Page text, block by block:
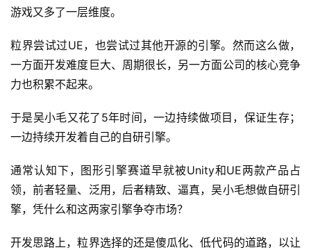
游戏又多了一层维度。
粒界尝试过UE，也尝试过其他开源的引擎。然而这么做，
一方面开发难度巨大、周期很长，另一方面公司的核心竞争
力也积累不起来。
于是吴小毛又花了5年时间，一边持续做项目，保证生存；
一边持续开发着自己的自研引擎。
通常认知下，图形引擎赛道早就被Unity和UE两款产品占
领，前者轻量、泛用，后者精致、逼真，吴小毛想做自研引
擎，凭什么和这两家引擎争夺市场？
开发思路上，粒界选择的还是傻瓜化、低代码的道路，以让